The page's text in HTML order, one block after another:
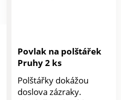
Povlak na polštářek
Pruhy 2 ks
Polštářky dokážou
doslova zázraky.